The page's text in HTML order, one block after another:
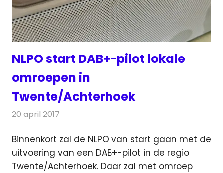
NLPO start DAB+-pilot lokale
omroepen in
Twente/Achterhoek
20 april 2017
Binnenkort zal de NLPO van start gaan met de
uitvoering van een DAB+-pilot in de regio
Twente/Achterhoek. Daar zal met omroep